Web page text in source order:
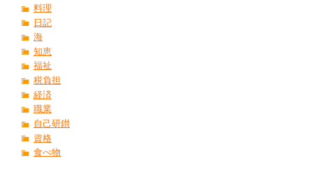
料理
日記
海
知恵
福祉
税負担
経済
職業
自己研鑚
資格
食べ物